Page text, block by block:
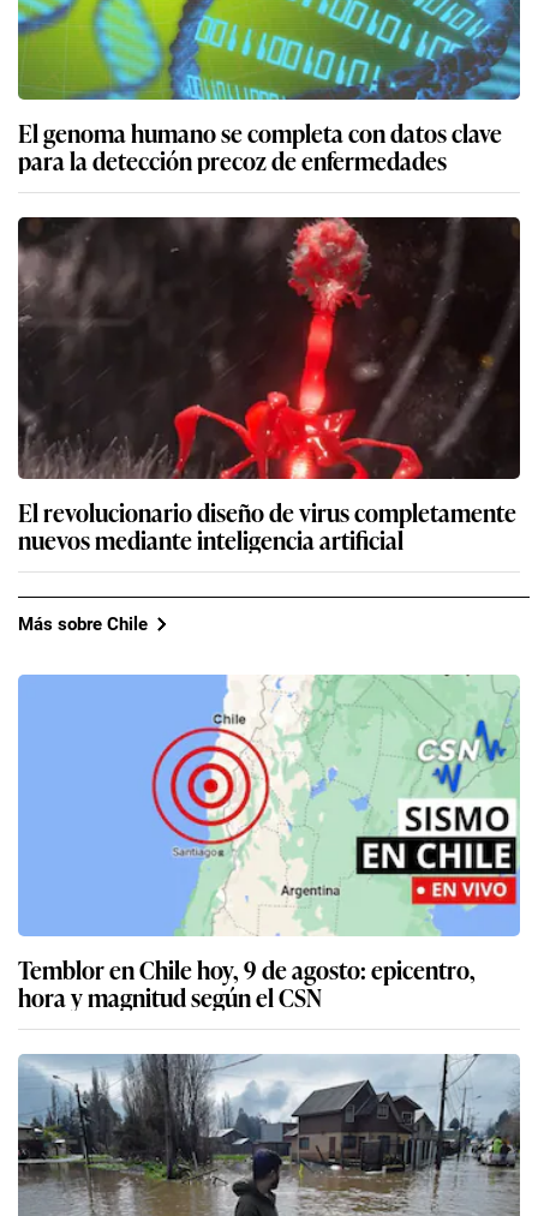
El genoma humano se completa con datos clave
para la detección precoz de enfermedades
El revolucionario diseño de virus completamente
nuevos mediante inteligencia artificial
Más sobre Chile
Temblor en Chile hoy, 9 de agosto: epicentro,
hora y magnitud según el CSN